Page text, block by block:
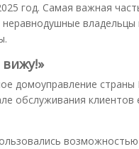
год. Самая важная
домоуправление
обслуживания